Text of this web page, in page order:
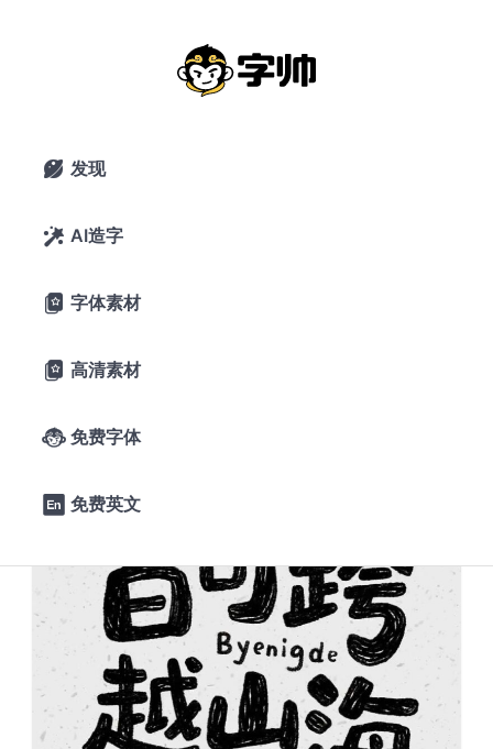
 发现
 AI造字
 字体素材
 高清素材
 免费字体
 免费英文